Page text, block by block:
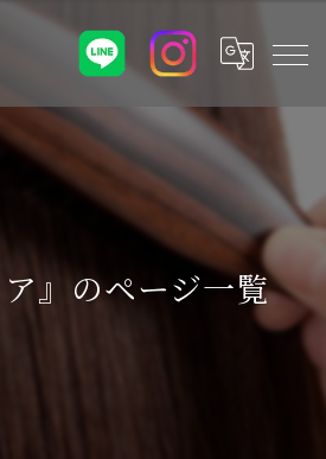
』のページ一覧